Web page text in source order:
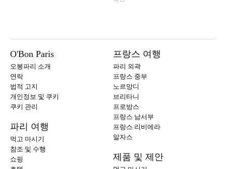
O'Bon Paris
오봉파리 소개
연락
법적 고지
개인정보 및 쿠키
쿠키 관리
파리 여행
먹고 마시기
참조 및 수행
쇼핑
프랑스 여행
파리 외곽
프랑스 중부
노르망디
브리타니
프로방스
프랑스 남서부
프랑스 리비에라
알자스
제품 및 제안